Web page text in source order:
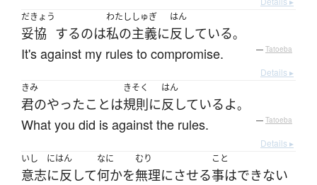
だきょう
妥協 するのは
わたし
私の
しゅぎ
主義に
はん
反している。
It's against my rules to compromise. — Tatoeba
Details ▸
きみ
君のやったことは
きそく
規則に
はん
反しているよ。
What you did is against the rules. — Tatoeba
Details ▸
いし
意志
にはん
に反して
なに
何かを
むり
無理にさせる
こと
事はできない